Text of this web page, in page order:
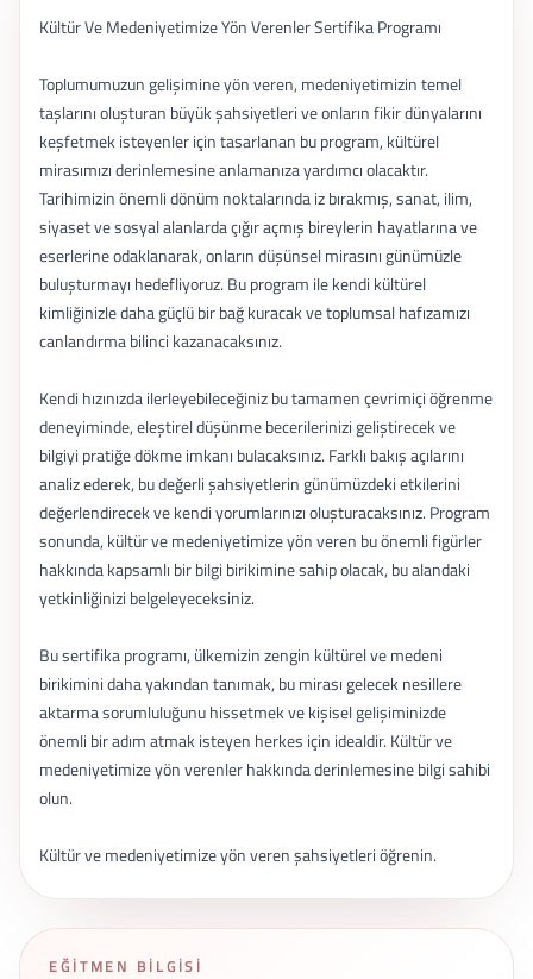
Kültür Ve Medeniyetimize Yön Verenler Sertifika Programı
Toplumumuzun gelişimine yön veren, medeniyetimizin temel
taşlarını oluşturan büyük şahsiyetleri ve onların fikir dünyalarını
keşfetmek isteyenler için tasarlanan bu program, kültürel
mirasımızı derinlemesine anlamanıza yardımcı olacaktır.
Tarihimizin önemli dönüm noktalarında iz bırakmış, sanat, ilim,
siyaset ve sosyal alanlarda çığır açmış bireylerin hayatlarına ve
eserlerine odaklanarak, onların düşünsel mirasını günümüzle
buluşturmayı hedefliyoruz. Bu program ile kendi kültürel
kimliğinizle daha güçlü bir bağ kuracak ve toplumsal hafızamızı
canlandırma bilinci kazanacaksınız.
Kendi hızınızda ilerleyebileceğiniz bu tamamen çevrimiçi öğrenme
deneyiminde, eleştirel düşünme becerilerinizi geliştirecek ve
bilgiyi pratiğe dökme imkanı bulacaksınız. Farklı bakış açılarını
analiz ederek, bu değerli şahsiyetlerin günümüzdeki etkilerini
değerlendirecek ve kendi yorumlarınızı oluşturacaksınız. Program
sonunda, kültür ve medeniyetimize yön veren bu önemli figürler
hakkında kapsamlı bir bilgi birikimine sahip olacak, bu alandaki
yetkinliğinizi belgeleyeceksiniz.
Bu sertifika programı, ülkemizin zengin kültürel ve medeni
birikimini daha yakından tanımak, bu mirası gelecek nesillere
aktarma sorumluluğunu hissetmek ve kişisel gelişiminizde
önemli bir adım atmak isteyen herkes için idealdir. Kültür ve
medeniyetimize yön verenler hakkında derinlemesine bilgi sahibi
olun.
Kültür ve medeniyetimize yön veren şahsiyetleri öğrenin.
EĞITMEN BILGISI